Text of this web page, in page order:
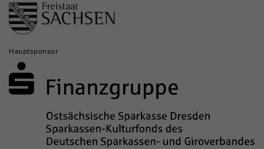
Hauptsponsor